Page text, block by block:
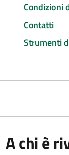
Condizioni
Contatti
Strumenti
A chi è